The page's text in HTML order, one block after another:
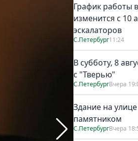
График работы
изменится с 10
эскалаторов
С.Петербург11:24
В субботу, 8
с "Тверью"
С.ПетербургВчера
Здание на
памятником
С.ПетербургВчера